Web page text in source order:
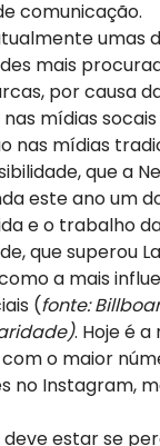
comunicação.
umas
mais
por causa
mídias
nas mídias
que a
este ano um
e o trabalho
que superou
a mais
(fonte:
. Hoje é
o maior
no Instagram,
deve estar se